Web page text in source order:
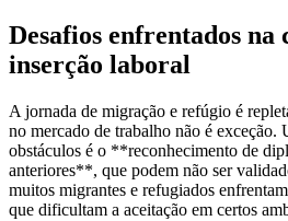
Desafios enfrentados na
inserção laboral
A jornada de migração e refúgio é
no mercado de trabalho não é exceção.
obstáculos é o **reconhecimento de
anteriores**, que podem não ser
muitos migrantes e refugiados
que dificultam a aceitação em certos